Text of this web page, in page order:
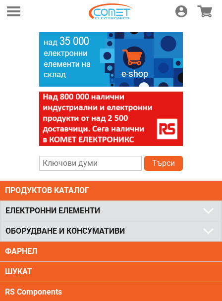
Логин
Търси
ПРОДУКТОВ КАТАЛОГ
ЕЛЕКТРОННИ ЕЛЕМЕНТИ
ОБОРУДВАНЕ И КОНСУМАТИВИ
ФАРНЕЛ
ШУКАТ
RS Components